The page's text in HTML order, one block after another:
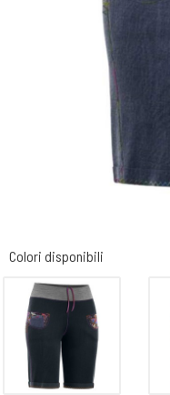
Colori disponibili